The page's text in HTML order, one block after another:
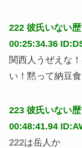
222 彼氏いない
00:25:34.36
関西人うぜえな
い！黙って納豆食
223 彼氏いない
00:48:41.94
222は岳人か